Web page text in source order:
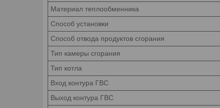
Материал теплообменника
Способ установки
Способ отвода продуктов сгорания
Тип камеры сгорания
Тип котла
Вход контура ГВС
Выход контура ГВС